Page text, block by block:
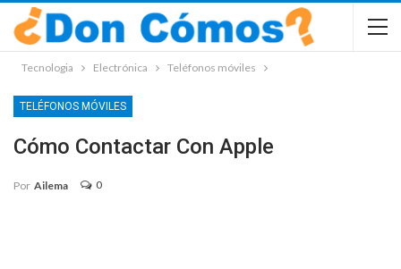
Tecnologia Electrónica Teléfonos móviles
TELÉFONOS MÓVILES
Cómo Contactar Con Apple
Por Ailema 0